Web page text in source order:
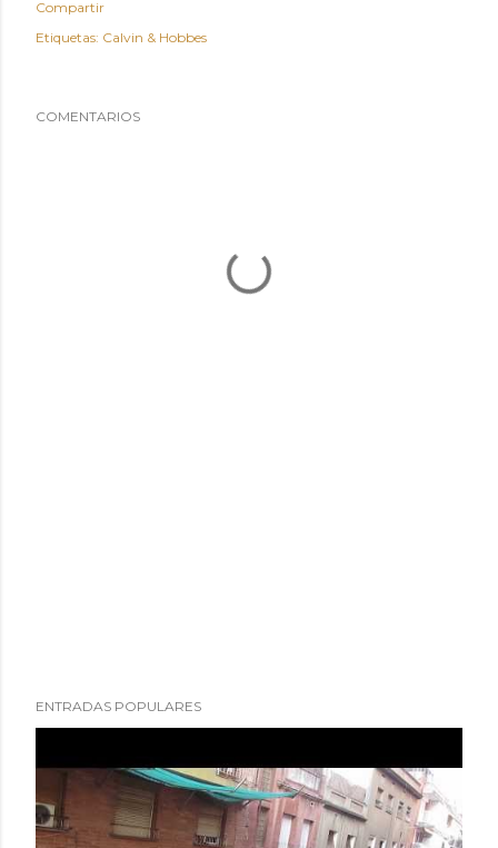
Compartir
Etiquetas: Calvin & Hobbes
COMENTARIOS
ENTRADAS POPULARES